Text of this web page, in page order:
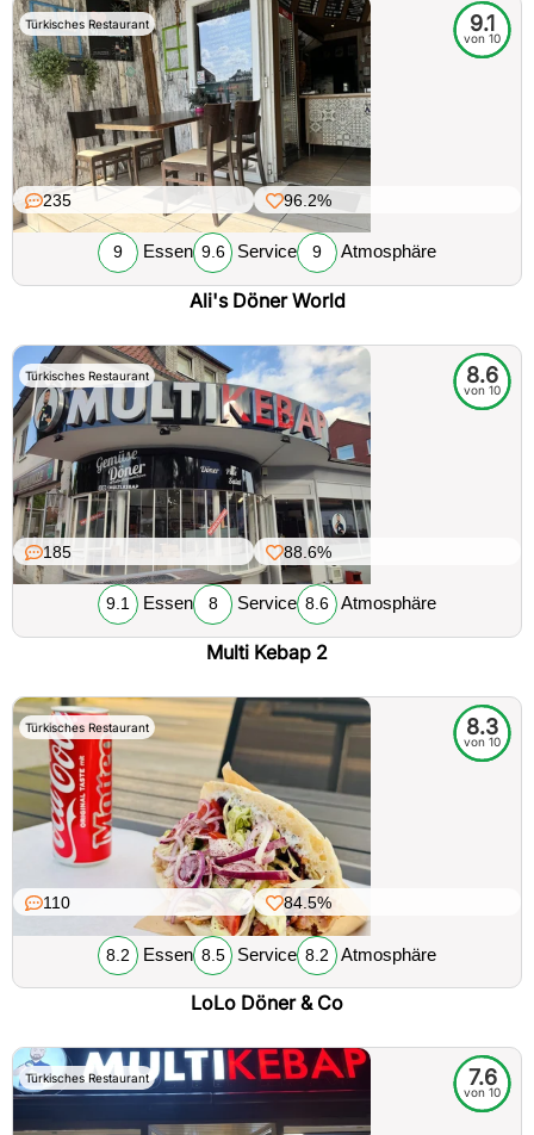
Türkisches Restaurant 9.1
von 10
235 96.2%
9 Essen 9.6 Service 9 Atmosphäre
Ali's Döner World
Türkisches Restaurant 8.6
von 10
185 88.6%
9.1 Essen 8 Service 8.6 Atmosphäre
Multi Kebap 2
Türkisches Restaurant 8.3
von 10
110 84.5%
8.2 Essen 8.5 Service 8.2 Atmosphäre
LoLo Döner & Co
Türkisches Restaurant 7.6
von 10